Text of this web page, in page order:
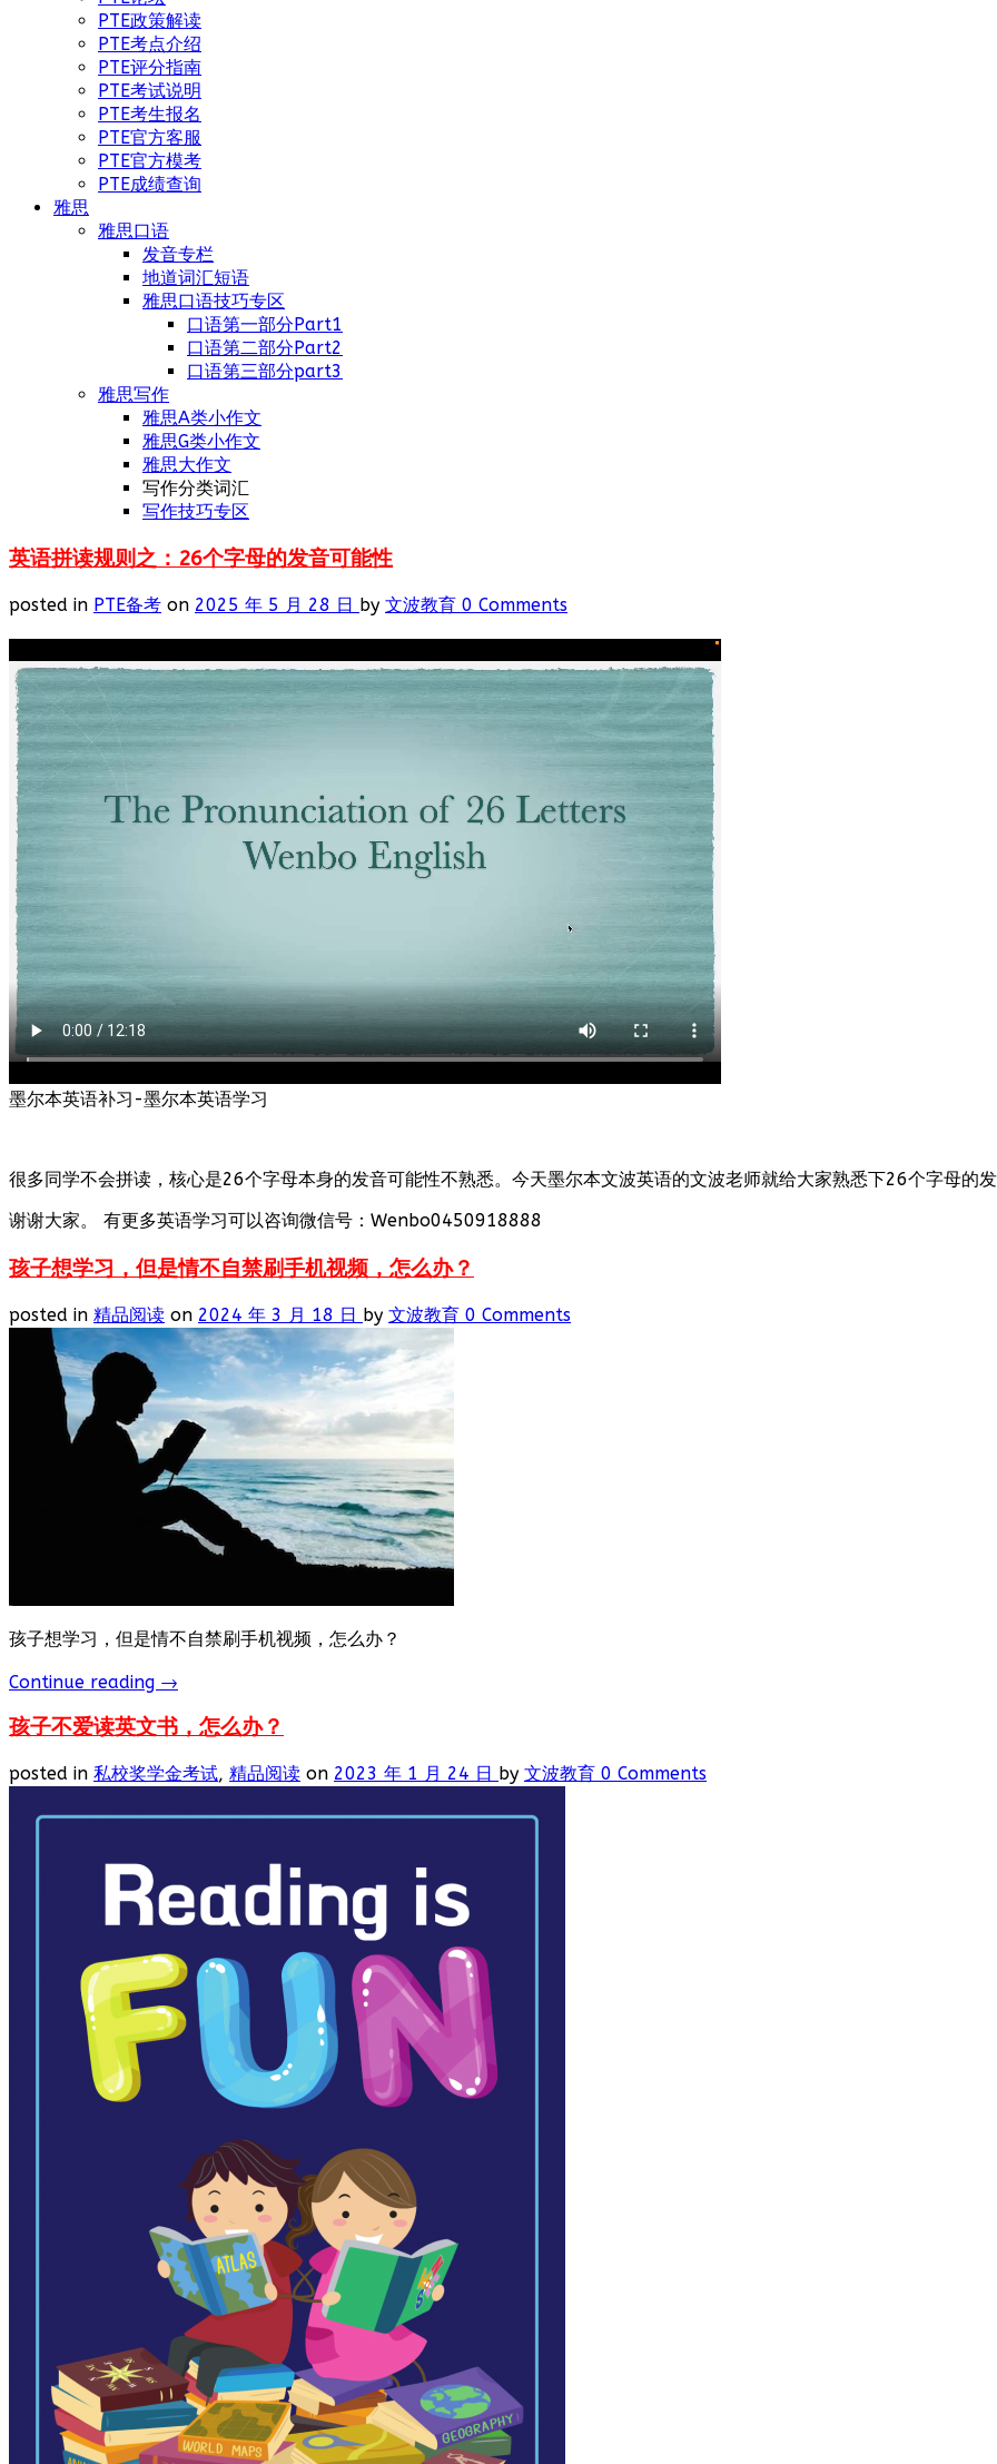
PTE政策解读
PTE考点介绍
PTE评分指南
PTE考试说明
PTE考生报名
PTE官方客服
PTE官方模考
PTE成绩查询
雅思
雅思口语
发音专栏
地道词汇短语
雅思口语技巧专区
口语第一部分Part1
口语第二部分Part2
口语第三部分part3
雅思写作
雅思A类小作文
雅思G类小作文
雅思大作文
写作分类词汇
写作技巧专区
英语拼读规则之：26个字母的发音可能性
posted in PTE备考 on 2025 年 5 月 28 日 by 文波教育 0 Comments
墨尔本英语补习-墨尔本英语学习
很多同学不会拼读，核心是26个字母本身的发音可能性不熟悉。今天墨尔本文波英语的文波老师就给大家熟悉下26个字母的发
谢谢大家。 有更多英语学习可以咨询微信号：Wenbo0450918888
孩子想学习，但是情不自禁刷手机视频，怎么办？
posted in 精品阅读 on 2024 年 3 月 18 日 by 文波教育 0 Comments
孩子想学习，但是情不自禁刷手机视频，怎么办？
Continue reading →
孩子不爱读英文书，怎么办？
posted in 私校奖学金考试, 精品阅读 on 2023 年 1 月 24 日 by 文波教育 0 Comments